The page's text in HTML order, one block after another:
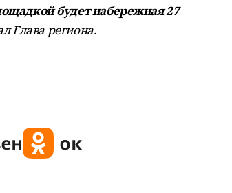
будет набережная 27
Глава региона.